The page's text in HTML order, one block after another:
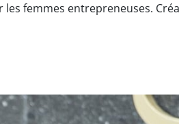
les femmes entrepreneuses.